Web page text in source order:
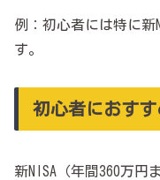
例：初心者には特に新
す。
初心者におす
新NISA（年間360万円